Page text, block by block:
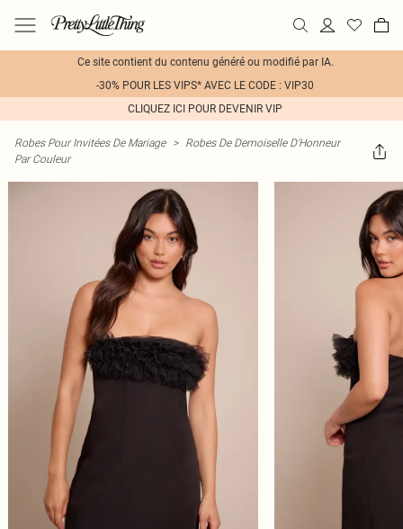
Ce site contient du contenu généré ou modifié par IA.
-30% POUR LES VIPS* AVEC LE CODE : VIP30
CLIQUEZ ICI POUR DEVENIR VIP
Robes Pour Invitées De Mariage > Robes De Demoiselle D'Honneur
Par Couleur